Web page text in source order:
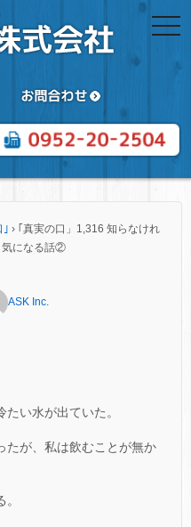
｣ › ｢真実の口」1,316 知らなけれ
気になる話②
ASK Inc.
い水が出ていた。
たが、私は飲むことが無か